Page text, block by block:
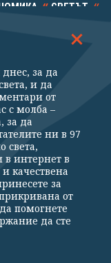
СВЕТЪТ
КАЛЕЙДОСКОП
За Клуб Z
ЕООД, София, ул. "Алеко
„Клуб Зебра Медия“
от www.clubz.bg без
за да
и да
от
с молба –
за да
ни в 97
света,
в интернет в
качествена
за
от
помогнете
да сте